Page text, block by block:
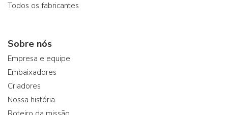
Todos os fabricantes
Sobre nós
Empresa e equipe
Embaixadores
Criadores
Nossa história